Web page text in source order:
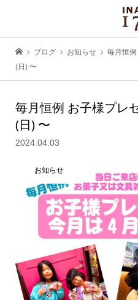
ブログ お知らせ
毎月恒
(日) 〜
毎月恒例 お子様プレ
(日) 〜
2024.04.03
お知らせ